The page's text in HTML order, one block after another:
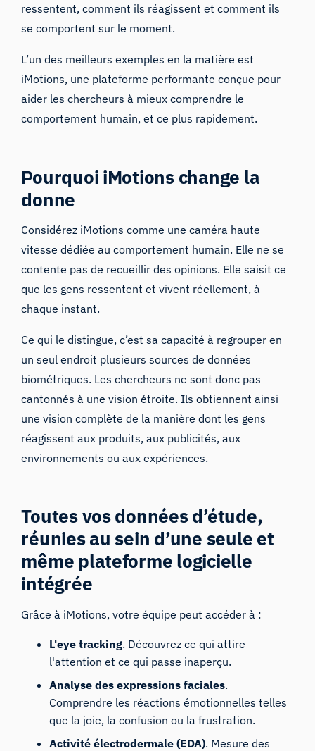
ressentent, comment ils réagissent et comment ils
se comportent sur le moment.
L’un des meilleurs exemples en la matière est
iMotions, une plateforme performante conçue pour
aider les chercheurs à mieux comprendre le
comportement humain, et ce plus rapidement.
Pourquoi iMotions change la
donne
Considérez iMotions comme une caméra haute
vitesse dédiée au comportement humain. Elle ne se
contente pas de recueillir des opinions. Elle saisit ce
que les gens ressentent et vivent réellement, à
chaque instant.
Ce qui le distingue, c’est sa capacité à regrouper en
un seul endroit plusieurs sources de données
biométriques. Les chercheurs ne sont donc pas
cantonnés à une vision étroite. Ils obtiennent ainsi
une vision complète de la manière dont les gens
réagissent aux produits, aux publicités, aux
environnements ou aux expériences.
Toutes vos données d’étude,
réunies au sein d’une seule et
même plateforme logicielle
intégrée
Grâce à iMotions, votre équipe peut accéder à :
L'eye tracking. Découvrez ce qui attire
l'attention et ce qui passe inaperçu.
Analyse des expressions faciales.
Comprendre les réactions émotionnelles telles
que la joie, la confusion ou la frustration.
Activité électrodermale (EDA). Mesure des